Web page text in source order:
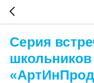
Серия
школьников